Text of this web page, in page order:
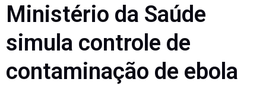
Ministério da Saúde
simula controle de
contaminação de ebola